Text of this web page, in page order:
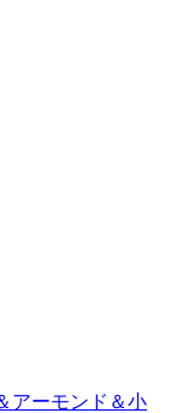
アーモンド＆小